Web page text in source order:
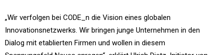
„Wir verfolgen bei CODE_n die Vision eines globalen
Innovationsnetzwerks. Wir bringen junge Unternehmen in den
Dialog mit etablierten Firmen und wollen in diesem